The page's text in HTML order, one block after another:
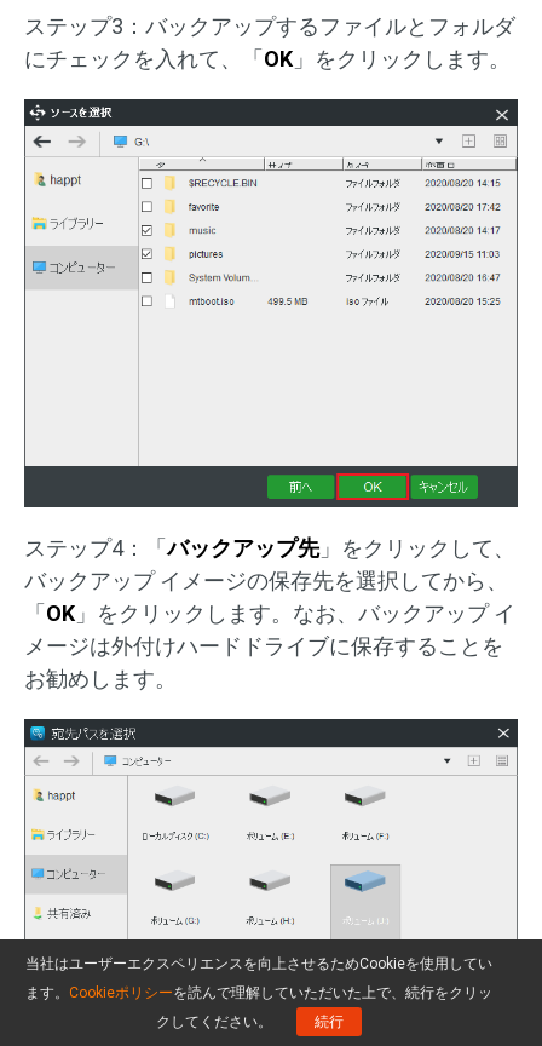
ステップ3：バックアップするファイルとフォルダ
にチェックを入れて、「 OK 」をクリックします。
ステップ4：「バックアップ先」をクリックして、
バックアップ イメージの保存先を選択してから、
「 OK 」をクリックします。なお、バックアップ イ
メージは外付けハードドライブに保存することを
お勧めします。
当社はユーザーエクスペリエンスを向上させるためCookieを使用してい
ます。 Cookieポリシーを読んで理解していただいた上で、続行をクリッ
クしてください。
続行